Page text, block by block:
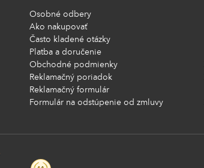
Osobné odbery
Ako nakupovať
Často kladené otázky
Platba a doručenie
Obchodné podmienky
Reklamačný poriadok
Reklamačný formulár
Formulár na odstúpenie od zmluvy